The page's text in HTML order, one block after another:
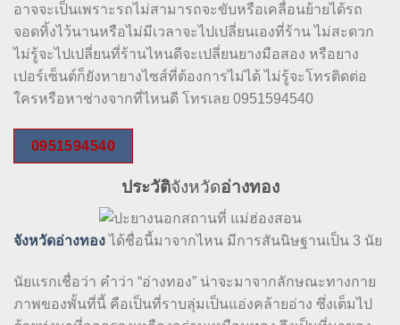
อาจจะเป็นเพราะรถไม่สามารถจะขับหรือเคลื่อนย้ายได้รถ
จอดทิ้งไว้นานหรือไม่มีเวลาจะไปเปลี่ยนเองที่ร้าน ไม่สะดวก
ไม่รู้จะไปเปลี่ยนที่ร้านไหนดีจะเปลี่ยนยางมือสอง หรือยาง
เปอร์เซ็นต์ก็ยังหายางไซส์ที่ต้องการไม่ได้ ไม่รู้จะโทรติดต่อ
ใครหรือหาช่างจากที่ไหนดี โทรเลย 0951594540
0951594540
ประวัติจังหวัดอ่างทอง
จังหวัดอ่างทองได้ชื่อนี้มาจากไหน มีการสันนิษฐานเป็น 3 นัย
นัยแรกเชื่อว่า คำว่า “อ่างทอง” น่าจะมาจากลักษณะทางกาย
ภาพของพั้นที่นี้ คือเป็นที่ราบลุ่มเป็นแอ่งคล้ายอ่าง ซึ่งเต็มไป